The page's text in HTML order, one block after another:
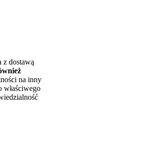
z dostawą
na inny
właściwego